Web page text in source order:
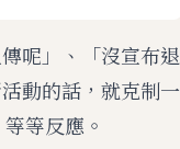
呢」、「沒宣布退
動的話，就克制一
等反應。